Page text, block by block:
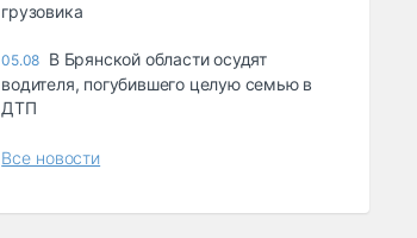
грузовика
05.08 В Брянской области осудят
водителя, погубившего целую семью в
ДТП
Все новости